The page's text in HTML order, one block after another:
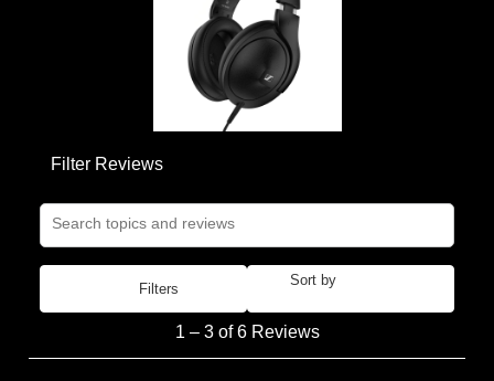
form. form.
Filter Reviews
Search topics and reviews search region
Filters
Sort by
1– 3 of 6 Reviews